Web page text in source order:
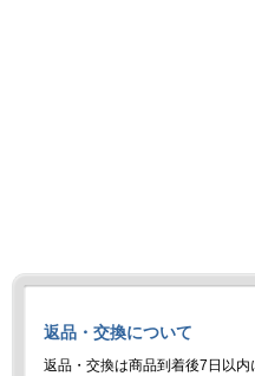
返品・交換について
返品・交換は商品到着後7日以